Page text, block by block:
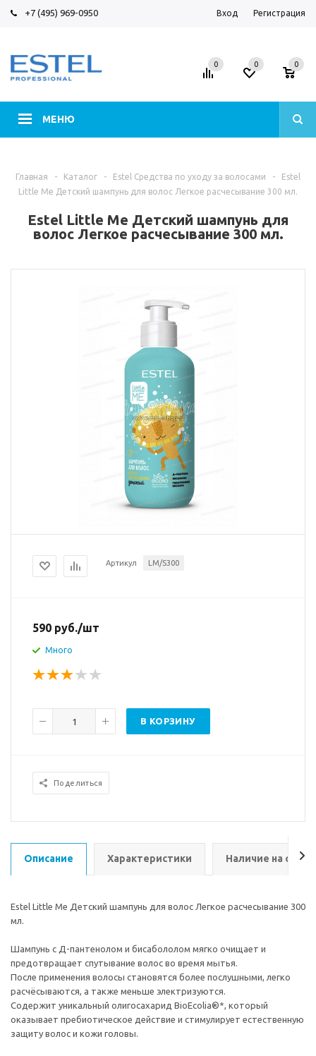
+7 (495) 969-0950 Вход Регистрация
МЕНЮ
0 0 0
Главная - Каталог - Estel Средства по уходу за волосами -
Estel
Little Me Детский шампунь для волос Легкое расчесывание 300 мл.
Estel Little Me Детский шампунь для
волос Легкое расчесывание 300 мл.
Артикул LM/S300
590 руб./шт
Много
В КОРЗИНУ
Поделиться
Описание Характеристики Наличие на
Estel Little Me Детский шампунь для волос Легкое расчесывание 300
мл.
Шампунь с Д-пантенолом и бисабололом мягко очищает и
предотвращает спутывание волос во время мытья.
После применения волосы становятся более послушными, легко
расчёсываются, а также меньше электризуются.
Содержит уникальный олигосахарид BioEcolia®*, который
оказывает пребиотическое действие и стимулирует естественную
защиту волос и кожи головы.